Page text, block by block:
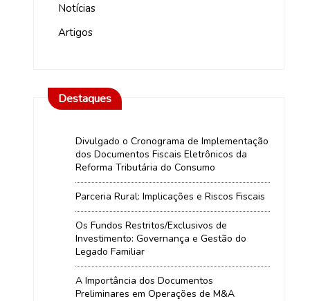
Notícias
Artigos
Destaques
Divulgado o Cronograma de Implementação
dos Documentos Fiscais Eletrônicos da
Reforma Tributária do Consumo
Parceria Rural: Implicações e Riscos Fiscais
Os Fundos Restritos/Exclusivos de
Investimento: Governança e Gestão do
Legado Familiar
A Importância dos Documentos
Preliminares em Operações de M&A